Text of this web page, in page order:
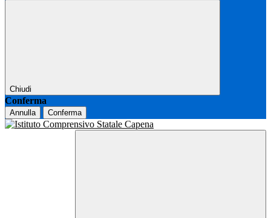
Chiudi
Conferma
Annulla Conferma